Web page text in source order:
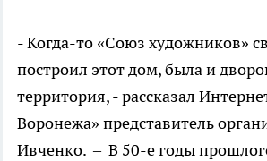
- Когда-то «Союз художников»
построил этот дом, была и
территория, - рассказал
Воронежа» представитель
Ивченко. – В 50-е годы